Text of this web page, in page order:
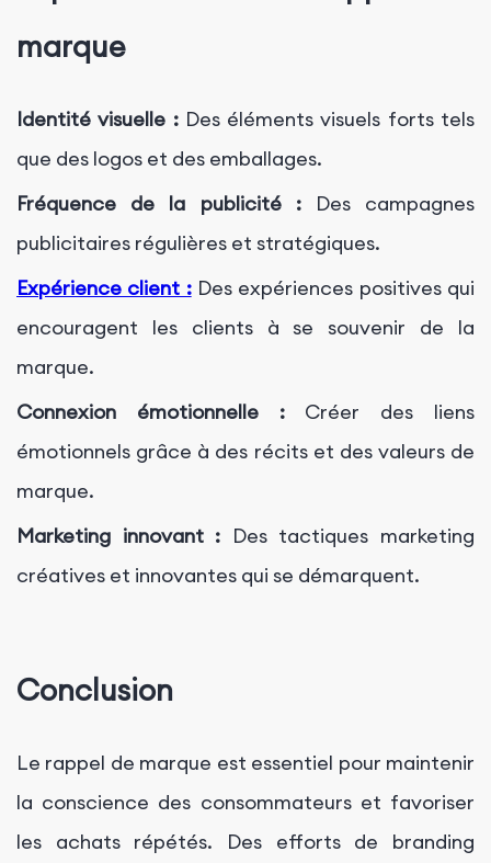
marque
Identité visuelle :Des éléments visuels forts tels
que des logos et des emballages.
Fréquence de la publicité :Des campagnes
publicitaires régulières et stratégiques.
Expérience client : Des expériences positives qui
encouragent les clients à se souvenir de la
marque.
Connexion émotionnelle :Créer des liens
émotionnels grâce à des récits et des valeurs de
marque.
Marketing innovant : Des tactiques marketing
créatives et innovantes qui se démarquent.
Conclusion
Le rappel de marque est essentiel pour maintenir
la conscience des consommateurs et favoriser
les achats répétés. Des efforts de branding